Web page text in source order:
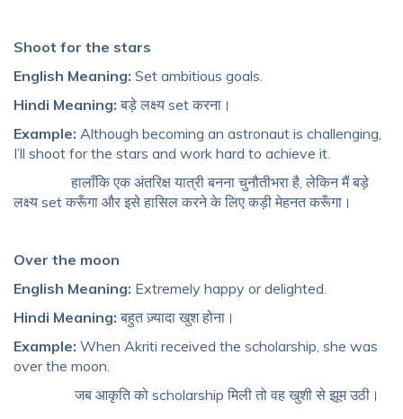
Shoot for the stars
English Meaning: Set ambitious goals.
Hindi Meaning: बड़े लक्ष्य set करना।
Example: Although becoming an astronaut is challenging,
I’ll shoot for the stars and work hard to achieve it.
हालाँकि एक अंतरिक्ष यात्री बनना चुनौतीभरा है, लेकिन मैं बड़े
लक्ष्य set करूँगा और इसे हासिल करने के लिए कड़ी मेहनत करूँगा।
Over the moon
English Meaning: Extremely happy or delighted.
Hindi Meaning: बहुत ज़्यादा खुश होना।
Example: When Akriti received the scholarship, she was
over the moon.
जब आकृति को scholarship मिली तो वह खुशी से झूम उठी।